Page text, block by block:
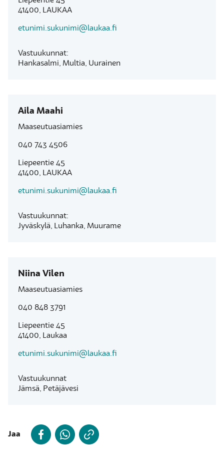
41400, LAUKAA
etunimi.sukunimi@laukaa.fi
Vastuukunnat:
Hankasalmi, Multia, Uurainen
Aila Maahi
Maaseutuasiamies
040 743 4506
Liepeentie 45
41400, LAUKAA
etunimi.sukunimi@laukaa.fi
Vastuukunnat:
Jyväskylä, Luhanka, Muurame
Niina Vilen
Maaseutuasiamies
040 848 3791
Liepeentie 45
41400, Laukaa
etunimi.sukunimi@laukaa.fi
Vastuukunnat
Jämsä, Petäjävesi
Jaa